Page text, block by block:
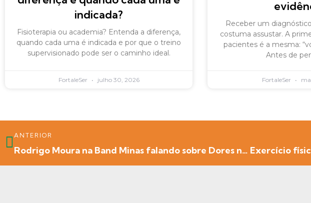
indicada?
Fisioterapia ou academia? Entenda a diferença,
quando cada uma é indicada e por que o treino
supervisionado pode ser o caminho ideal.
FortaleSer julho 30, 2026
Receber um
costuma assustar. A
pacientes é a mesma:
Antes de
FortaleSer
ANTERIOR
Rodrigo Moura na Band Minas falando sobre Dores nas Costas e Home Office